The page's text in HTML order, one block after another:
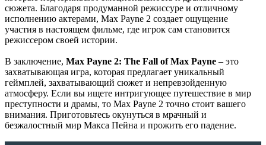
сюжета. Благодаря продуманной режиссуре и отличному
исполнению актерами, Max Payne 2 создает ощущение
участия в настоящем фильме, где игрок сам становится
режиссером своей истории.
В заключение, Max Payne 2: The Fall of Max Payne – это
захватывающая игра, которая предлагает уникальный
геймплей, захватывающий сюжет и непревзойденную
атмосферу. Если вы ищете интригующее путешествие в мир
преступности и драмы, то Max Payne 2 точно стоит вашего
внимания. Приготовьтесь окунуться в мрачный и
безжалостный мир Макса Пейна и прожить его падение.